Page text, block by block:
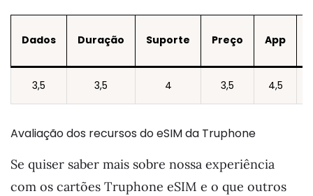
Dados Duração Suporte Preço App
3,5 3,5 4 3,5 4,5
Avaliação dos recursos do eSIM da Truphone
Se quiser saber mais sobre nossa experiência
com os cartões Truphone eSIM e o que outros